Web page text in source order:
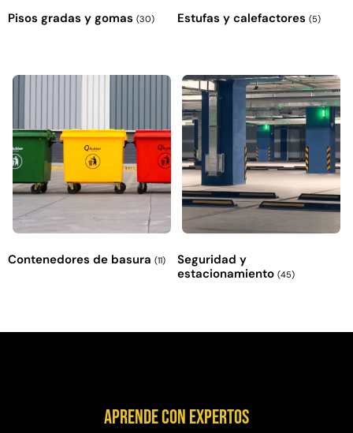
Pisos gradas y gomas (30) Estufas y calefactores (5)
Contenedores de basura (11)
Seguridad y
estacionamiento (45)
Aprende con expertos